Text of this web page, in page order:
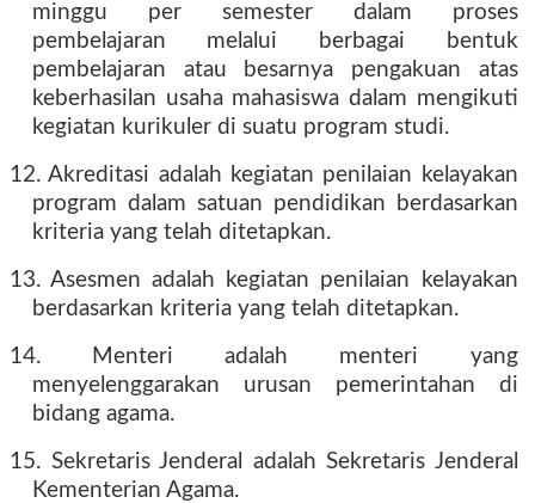
minggu per semester dalam proses
pembelajaran melalui berbagai bentuk
pembelajaran atau besarnya pengakuan atas
keberhasilan usaha mahasiswa dalam mengikuti
kegiatan kurikuler di suatu program studi.
12. Akreditasi adalah kegiatan penilaian kelayakan
program dalam satuan pendidikan berdasarkan
kriteria yang telah ditetapkan.
13. Asesmen adalah kegiatan penilaian kelayakan
berdasarkan kriteria yang telah ditetapkan.
14. Menteri adalah menteri yang
menyelenggarakan urusan pemerintahan di
bidang agama.
15. Sekretaris Jenderal adalah Sekretaris Jenderal
Kementerian Agama.